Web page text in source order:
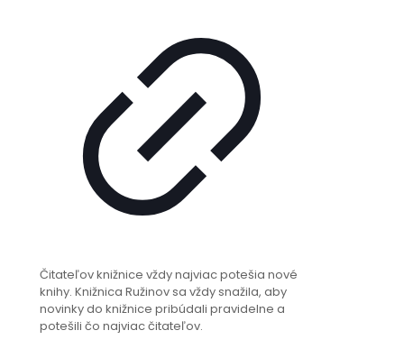
Čitateľov knižnice vždy najviac potešia nové
knihy. Knižnica Ružinov sa vždy snažila, aby
novinky do knižnice pribúdali pravidelne a
potešili čo najviac čitateľov.